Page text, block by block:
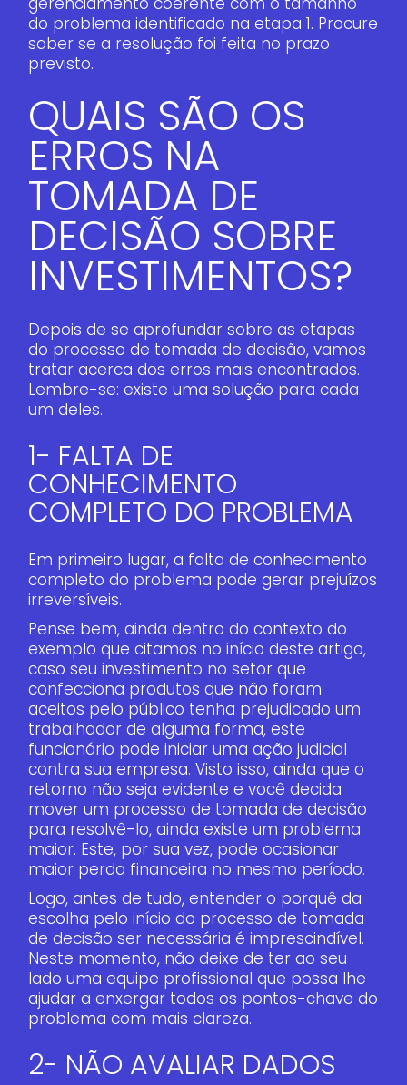
do problema identificado na etapa 1. Procure
saber se a resolução foi feita no prazo
previsto.
QUAIS SÃO OS
ERROS NA
TOMADA DE
DECISÃO SOBRE
INVESTIMENTOS?
Depois de se aprofundar sobre as etapas
do processo de tomada de decisão, vamos
tratar acerca dos erros mais encontrados.
Lembre-se: existe uma solução para cada
um deles.
1- FALTA DE
CONHECIMENTO
COMPLETO DO PROBLEMA
Em primeiro lugar, a falta de conhecimento
completo do problema pode gerar prejuízos
irreversíveis.
Pense bem, ainda dentro do contexto do
exemplo que citamos no início deste artigo,
caso seu investimento no setor que
confecciona produtos que não foram
aceitos pelo público tenha prejudicado um
trabalhador de alguma forma, este
funcionário pode iniciar uma ação judicial
contra sua empresa. Visto isso, ainda que o
retorno não seja evidente e você decida
mover um processo de tomada de decisão
para resolvê-lo, ainda existe um problema
maior. Este, por sua vez, pode ocasionar
maior perda financeira no mesmo período.
Logo, antes de tudo, entender o porquê da
escolha pelo início do processo de tomada
de decisão ser necessária é imprescindível.
Neste momento, não deixe de ter ao seu
lado uma equipe profissional que possa lhe
ajudar a enxergar todos os pontos-chave do
problema com mais clareza.
2- NÃO AVALIAR DADOS